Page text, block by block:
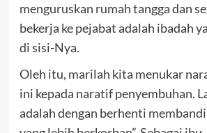
menguruskan rumah tangga dan
bekerja ke pejabat adalah ibadah
di sisi-Nya.
Oleh itu, marilah kita menukar
ini kepada naratif penyembuhan.
adalah dengan berhenti